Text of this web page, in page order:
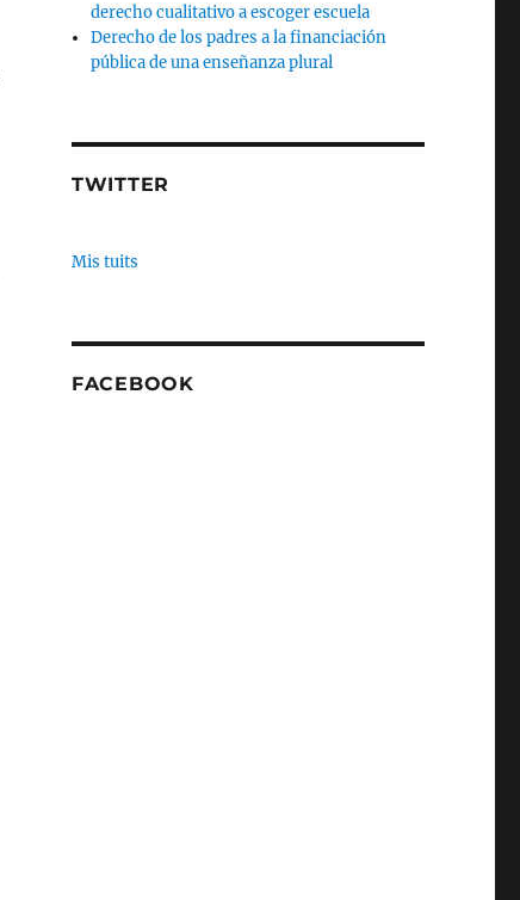
derecho cualitativo a escoger escuela
Derecho de los padres a la financiación
pública de una enseñanza plural
TWITTER
Mis tuits
FACEBOOK